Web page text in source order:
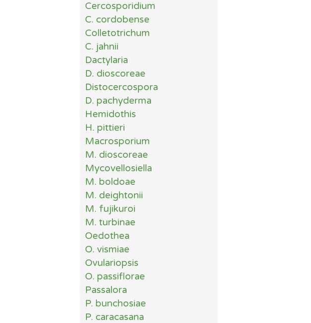
Cercosporidium
C. cordobense
Colletotrichum
C. jahnii
Dactylaria
D. dioscoreae
Distocercospora
D. pachyderma
Hemidothis
H. pittieri
Macrosporium
M. dioscoreae
Mycovellosiella
M. boldoae
M. deightonii
M. fujikuroi
M. turbinae
Oedothea
O. vismiae
Ovulariopsis
O. passiflorae
Passalora
P. bunchosiae
P. caracasana